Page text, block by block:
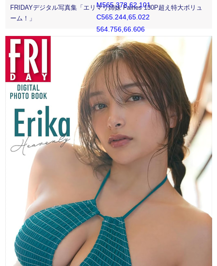
M565.378,62.101
C565.244,65.022
564.756,66.606
564.346,67.663
C563.803,69.06
563.154,70.057
562.106,71.106
C561.058,72.155
560.06,72.803
558.662,73.347
C557.607,73.757
556.021,74.244
553.102,74.378
C549.944,74.521
548.997,74.552
541,74.552
C533.003,74.552
532.056,74.521
528.898,74.378
C525.979,74.244
524.393,73.757
523.338,73.347
FRIDAYデジタル写真集「エリマリ姉妹 Fairies 130P超え特大ボリュ
ーム！」